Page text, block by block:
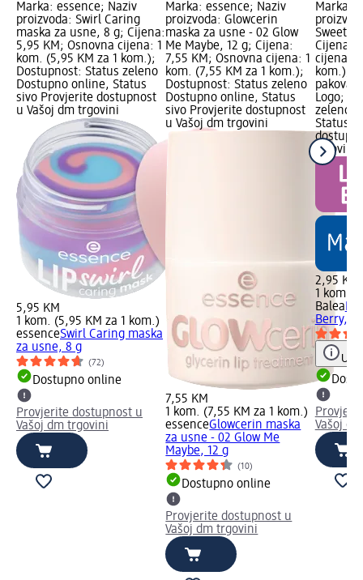
Marka: essence; Naziv
proizvoda: Swirl Caring
maska za usne, 8 g; Cijena:
5,95 KM; Osnovna cijena: 1
kom. (5,95 KM za 1 kom.);
Dostupnost: Status zeleno
Dostupno online, Status
sivo Provjerite dostupnost
u Vašoj dm trgovini
5,95 KM
1 kom. (5,95 KM za 1 kom.)
essenceSwirl Caring maska
za usne, 8 g
(72)
Dostupno online
Provjerite dostupnost u
Vašoj dm trgovini
Marka: essence; Naziv
proizvoda: Glowcerin
maska za usne - 02 Glow
Me Maybe, 12 g; Cijena:
7,55 KM; Osnovna cijena: 1
kom. (7,55 KM za 1 kom.);
Dostupnost: Status zeleno
Dostupno online, Status
sivo Provjerite dostupnost
u Vašoj dm trgovini
7,55 KM
1 kom. (7,55 KM za 1 kom.)
essenceGlowcerin maska
za usne - 02 Glow Me
Maybe, 12 g
(10)
Dostupno online
Provjerite dostupnost u
Vašoj dm trgovini
Marka:
Sweet
Cijena:
cijena: 1
kom.);
Logo;
zeleno
Status
trgovini
2,95 KM
1 kom.
Balea
Berry, 1
Vašoj